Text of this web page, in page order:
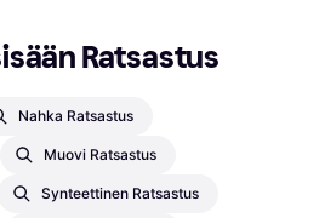
Ratsastus
Nahka Ratsastus
Muovi Ratsastus
Synteettinen Ratsastus